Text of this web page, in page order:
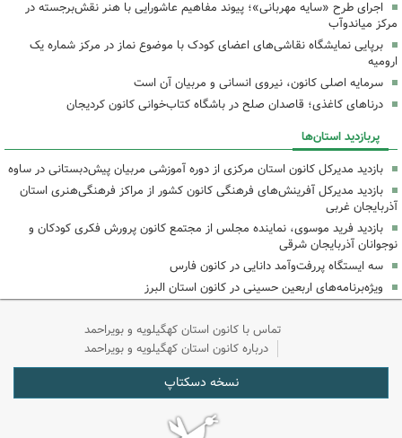
اجرای طرح «سایه مهربانی»؛ پیوند مفاهیم عاشورایی با هنر نقش‌برجسته در
مرکز میاندوآب
برپایی نمایشگاه نقاشی‌های اعضای کودک با موضوع نماز در مرکز شماره یک
ارومیه
سرمایه اصلی کانون، نیروی انسانی و مربیان آن است
درناهای کاغذی؛ قاصدان صلح در باشگاه کتاب‌خوانی کانون کردیجان
پربازدید استان‌ها
بازدید مدیرکل کانون استان مرکزی از دوره آموزشی مربیان پیش‌دبستانی در ساوه
بازدید مدیرکل آفرینش‌های فرهنگی کانون کشور از مراکز فرهنگی‌هنری استان
آذربایجان غربی
بازدید فرید موسوی، نماینده مجلس از مجتمع کانون پرورش فکری کودکان و
نوجوانان آذربایجان شرقی
سه ایستگاه پررفت‌وآمد دانایی در کانون فارس
ویژه‌برنامه‌های اربعین حسینی در کانون استان البرز
تماس با کانون استان کهگیلویه و بویراحمد
درباره کانون استان کهگیلویه و بویراحمد
نسخه دسکتاپ